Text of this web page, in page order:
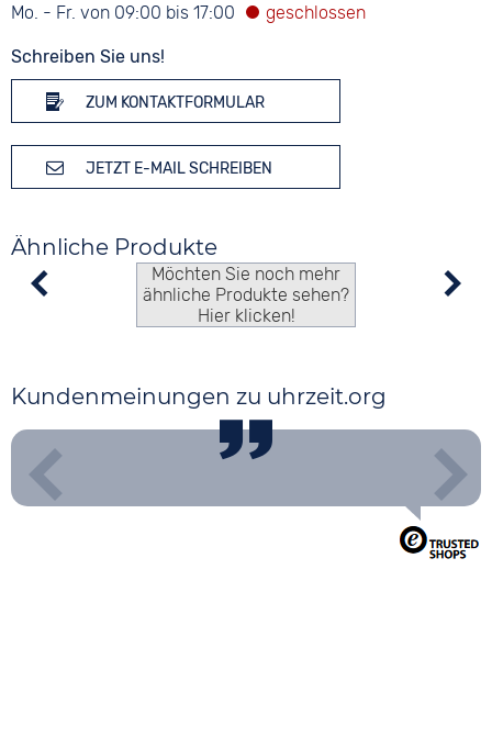
Mo. - Fr. von 09:00 bis 17:00
Schreiben Sie uns!
ZUM KONTAKTFORMULAR
JETZT E-MAIL SCHREIBEN
Ähnliche Produkte
Möchten Sie noch mehr
ähnliche Produkte sehen?
Hier klicken!
Kundenmeinungen zu uhrzeit.org